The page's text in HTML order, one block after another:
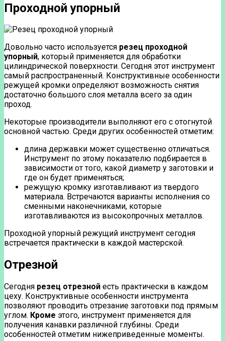
Проходной упорный
Довольно часто используется резец проходной
упорный, который применяется для обработки
цилиндрической поверхности. Сегодня этот инструмент
самый распространенный. Конструктивные особенности
режущей кромки определяют возможность снятия
достаточно большого слоя металла всего за один
проход.
Некоторые производители выполняют его с отогнутой
основной частью. Среди других особенностей отметим:
длина державки может существенно отличаться.
Инструмент по этому показателю подбирается в
зависимости от того, какой диаметр у заготовки и
где он будет применяться;
режущую кромку изготавливают из твердого
материала. Встречаются варианты исполнения со
сменными наконечниками, которые
изготавливаются из высокопрочных металлов.
Проходной упорный режущий инструмент сегодня
встречается практически в каждой мастерской.
Отрезной
Сегодня резец отрезной есть практически в каждом
цеху. Конструктивные особенности инструмента
позволяют проводить отрезание заготовки под прямым
углом. Кроме этого, инструмент применяется для
получения канавки различной глубины. Среди
особенностей отметим нижеприведенные моменты.